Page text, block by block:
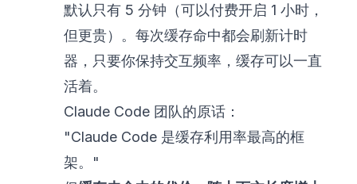
默认只有 5 分钟（可以付费开启 1 小时，
但更贵）。每次缓存命中都会刷新计时
器，只要你保持交互频率，缓存可以一直
活着。
Claude Code 团队的原话：
"Claude Code 是缓存利用率最高的框
架。"